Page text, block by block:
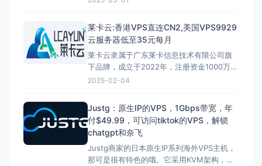
家：中国
成立时间：2013年
服务器位
置： 中国、香港、新加坡、硅谷、法兰克
福、东京、首尔
控制面板： 公有云
免
费/退款期：支持协商 腾讯
莱卡云:香港VPS直连CN2,美国VPS9929
云服务器低至35元每月
莱卡云隶属于广东莱卡信息技术有限公司旗
下品牌，成立于2022年，注册资金1000万，
持有国家工信部颁发的《增值电信业务经营
接入。 官网截图: 访问官网:官网直达 数据
中心:韩国、美国、日本、新加坡、中国香
港、中国台湾、北京、浙江、成都、广东、
宁波、杭州、绍兴、扬州、镇江 支持付款:
微信、
2025-02-04
Justg：原生IP的VPS，1Gbps带宽，年
付$49.99，可访问tiktok的VPS，解锁
chatgpt和奈飞
Justg商家的日本原生IP系列海外VPS主机，
那可是很有特色的哦。它采用KVM架构，网